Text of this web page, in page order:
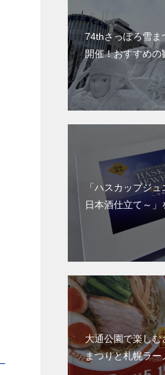
74thさっぽろ雪ま
開催！おすすめの
「ハスカップジ
日本酒仕立て～」
大通公園で楽し
まつりと札幌ラ